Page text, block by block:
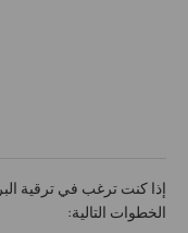
الخطوات التالية: